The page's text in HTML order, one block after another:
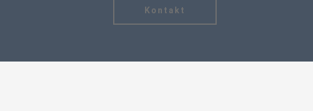
Kontakt